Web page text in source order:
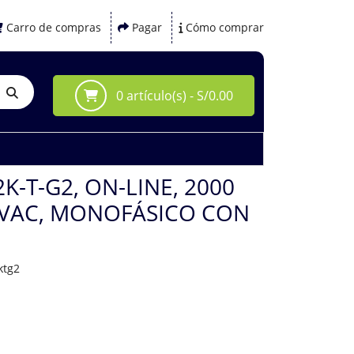
Carro de compras Pagar Cómo comprar
0 artículo(s) - S/0.00
T-G2, ON-LINE, 2000
MONOFÁSICO CON